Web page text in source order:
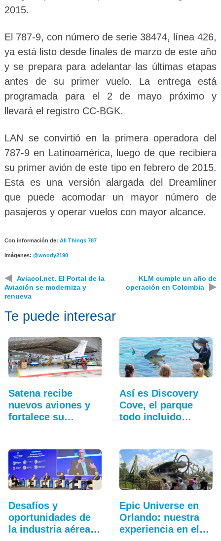
2015.
El 787-9, con número de serie 38474, línea 426,
ya está listo desde finales de marzo de este año
y se prepara para adelantar las últimas etapas
antes de su primer vuelo. La entrega está
programada para el 2 de mayo próximo y
llevará el registro CC-BGK.
LAN se convirtió en la primera operadora del
787-9 en Latinoamérica, luego de que recibiera
su primer avión de este tipo en febrero de 2015.
Esta es una versión alargada del Dreamliner
que puede acomodar un mayor número de
pasajeros y operar vuelos con mayor alcance.
Con información de: All Things 787
Imágenes: @woody2190
◀
Aviacol.net. El Portal de la
Aviación se moderniza y
renueva
KLM cumple un año de
operación en Colombia
▶
Te puede interesar
Satena recibe
nuevos aviones y
fortalece su
Así es Discovery
Cove, el parque
todo incluido
Desafíos y
oportunidades de
la industria aérea
Epic Universe en
Orlando: nuestra
experiencia en el…